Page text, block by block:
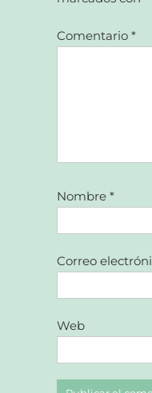
Comentario*
Nombre*
Correo
Web